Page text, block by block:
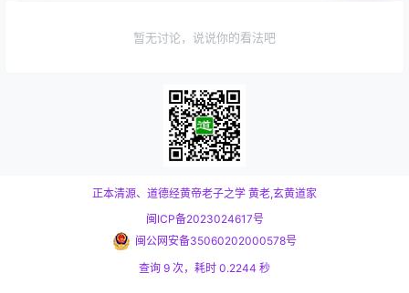
暂无讨论，说说你的看法吧
正本清源、道德经黄帝老子之学 黄老,玄黄道家
闽ICP备2023024617号
闽公网安备35060202000578号
查询 9 次，耗时 0.2244 秒